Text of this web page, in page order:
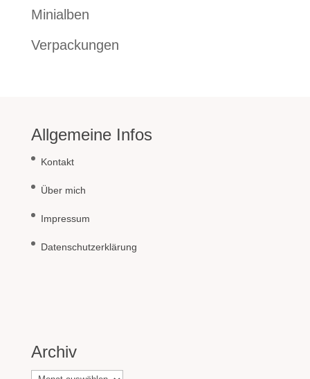
Minialben
Verpackungen
Allgemeine Infos
Kontakt
Über mich
Impressum
Datenschutzerklärung
Archiv